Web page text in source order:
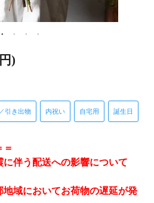
)
誕生日
自宅用
内祝い
引き出物
＝
に伴う配送への影響について
域においてお荷物の遅延が発